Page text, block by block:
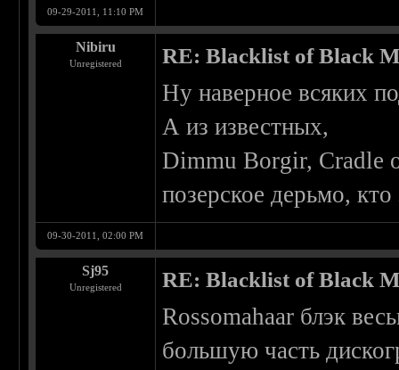
09-29-2011, 11:10 PM
Nibiru
Unregistered RE: Blacklist of Black
Ну наверное всяких
А из известных,
Dimmu Borgir, Cradle
позерское дерьмо,
09-30-2011, 02:00 PM
Sj95
Unregistered RE: Blacklist of Black
Rossomahaar блэк
большую часть